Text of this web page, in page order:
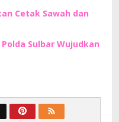
Cetak Sawah dan
Sulbar Wujudkan